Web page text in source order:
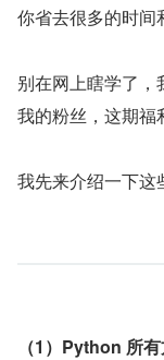
你省去很多的时间
别在网上瞎学了
我的粉丝，这期福
我先来介绍一下这
（1）Python 所